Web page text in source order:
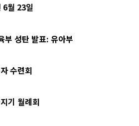
월 23일
부 성탄 발표: 유아부
수련회
기 월례회